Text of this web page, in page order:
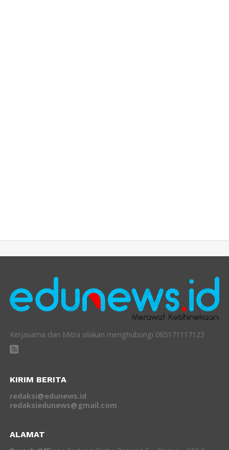
Kerjasama dan Mitra silakan menghubungi 085171117123
KIRIM BERITA
redaksi@edunews.id
redaksiedunews@gmail.com
ALAMAT